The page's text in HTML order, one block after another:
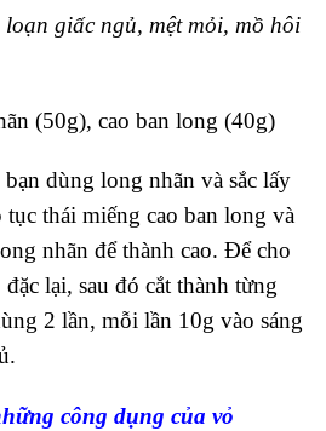
giấc ngủ, mệt mỏi, mồ hôi
(50g), cao ban long (40g)
dùng long nhãn và sắc lấy
tục thái miếng cao ban long và
nhãn để thành cao. Để cho
lại, sau đó cắt thành từng
2 lần, mỗi lần 10g vào sáng
công dụng của vỏ